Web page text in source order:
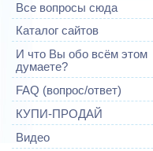
Все вопросы сюда
Каталог сайтов
И что Вы обо всём этом
думаете?
FAQ (вопрос/ответ)
КУПИ-ПРОДАЙ
Видео